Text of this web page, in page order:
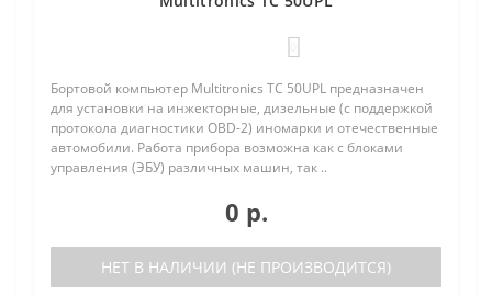
Бортовой компьютер Multitronics TC 50UPL предназначен
для установки на инжекторные, дизельные (с поддержкой
протокола диагностики OBD-2) иномарки и отечественные
автомобили. Работа прибора возможна как с блоками
управления (ЭБУ) различных машин, так ..
0 р.
НЕТ В НАЛИЧИИ (НЕ ПРОИЗВОДИТСЯ)